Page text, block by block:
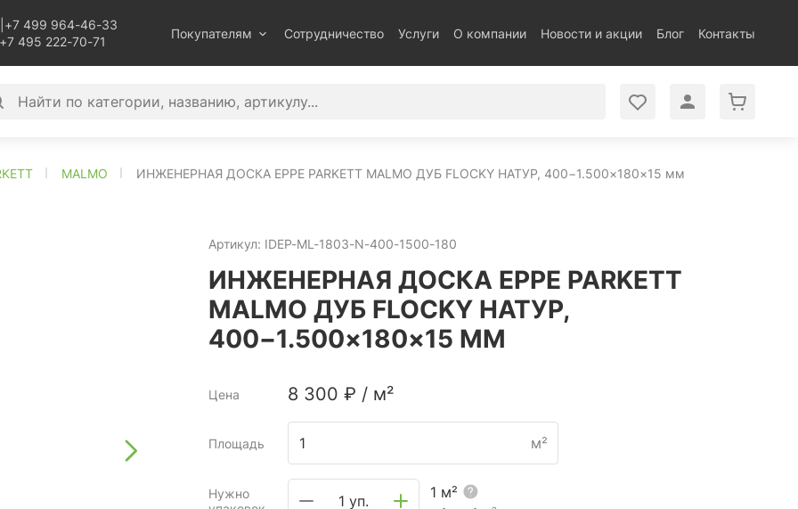
+7 499 964-46-33
+7 495 222-70-71
Покупателям Сотрудничество Услуги О компании Новости и акции Блог Контакты
MALMO ИНЖЕНЕРНАЯ ДОСКА EPPE PARKETT MALMO ДУБ FLOCKY НАТУР, 400−1.500×180×15 мм
Артикул: IDEP-ML-1803-N-400-1500-180
ИНЖЕНЕРНАЯ ДОСКА EPPE PARKETT
MALMO ДУБ FLOCKY НАТУР,
400−1.500×180×15 ММ
Цена 8 300 ₽ / м²
Площадь м²
Нужно
1 уп.
1 м²